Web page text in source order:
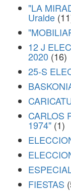
"LA
Uralde
12 J
2020 (16)
25-S
CARLOS
1974" (1)
FIESTAS